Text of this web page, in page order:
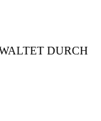
DURCH